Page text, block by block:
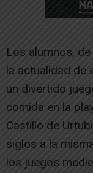
Los alumnos,
la actualidad de
un divertido
comida en la
Castillo de
siglos a la
los juegos